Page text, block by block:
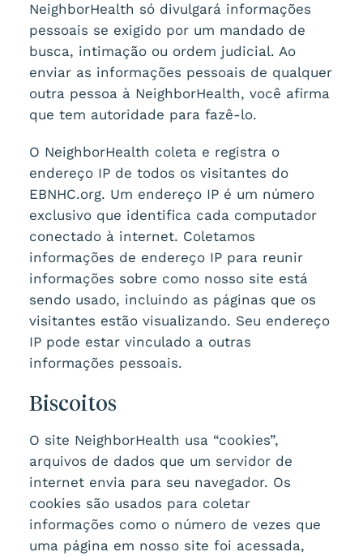
NeighborHealth só divulgará informações
pessoais se exigido por um mandado de
busca, intimação ou ordem judicial. Ao
enviar as informações pessoais de qualquer
outra pessoa à NeighborHealth, você afirma
que tem autoridade para fazê-lo.
O NeighborHealth coleta e registra o
endereço IP de todos os visitantes do
EBNHC.org. Um endereço IP é um número
exclusivo que identifica cada computador
conectado à internet. Coletamos
informações de endereço IP para reunir
informações sobre como nosso site está
sendo usado, incluindo as páginas que os
visitantes estão visualizando. Seu endereço
IP pode estar vinculado a outras
informações pessoais.
Biscoitos
O site NeighborHealth usa “cookies”,
arquivos de dados que um servidor de
internet envia para seu navegador. Os
cookies são usados para coletar
informações como o número de vezes que
uma página em nosso site foi acessada,